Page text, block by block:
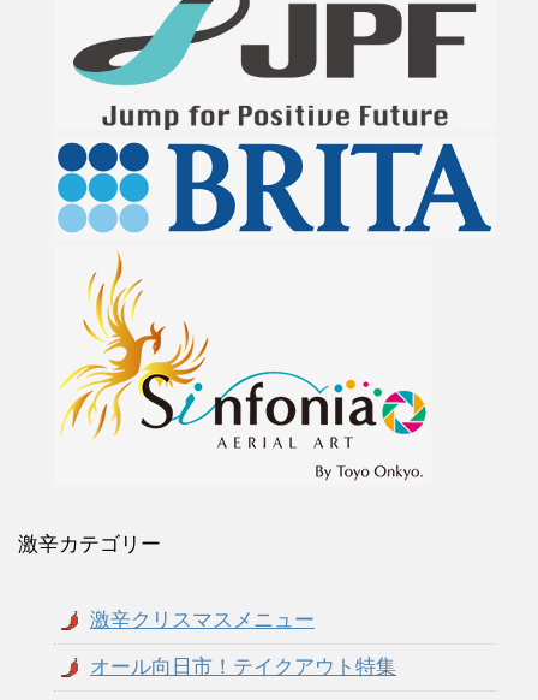
激辛カテゴリー
激辛クリスマスメニュー
オール向日市！テイクアウト特集